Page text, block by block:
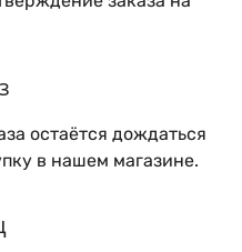
остаётся дождаться
в нашем магазине.